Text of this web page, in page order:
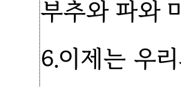
부추와 파와
6.이제는 우